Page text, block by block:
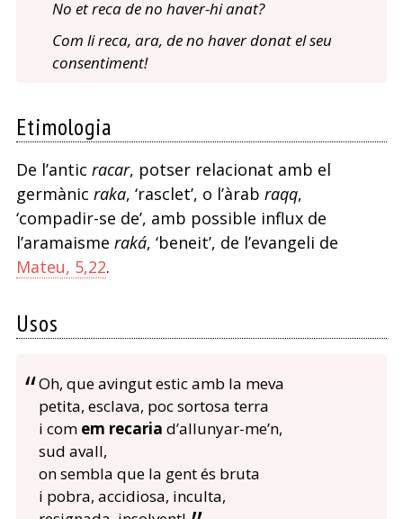
No et reca de no haver-hi anat?
Com li reca, ara, de no haver donat el seu
consentiment!
Etimologia
De l’antic racar, potser relacionat amb el
germànic raka, ‘rasclet’, o l’àrab raqq,
‘compadir-se de’, amb possible influx de
l’aramaisme raká, ‘beneit’, de l’evangeli de
Mateu, 5,22.
Usos
Oh, que avingut estic amb la meva
petita, esclava, poc sortosa terra
i com em recaria d’allunyar-me’n,
sud avall,
on sembla que la gent és bruta
i pobra, accidiosa, inculta,